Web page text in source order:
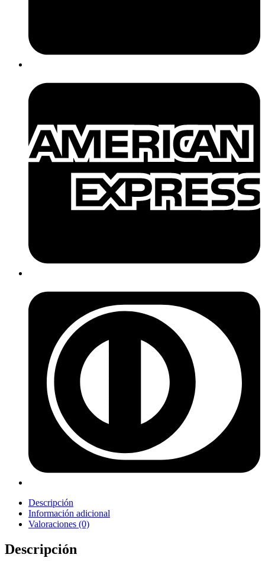
Descripción
Información adicional
Valoraciones (0)
Descripción